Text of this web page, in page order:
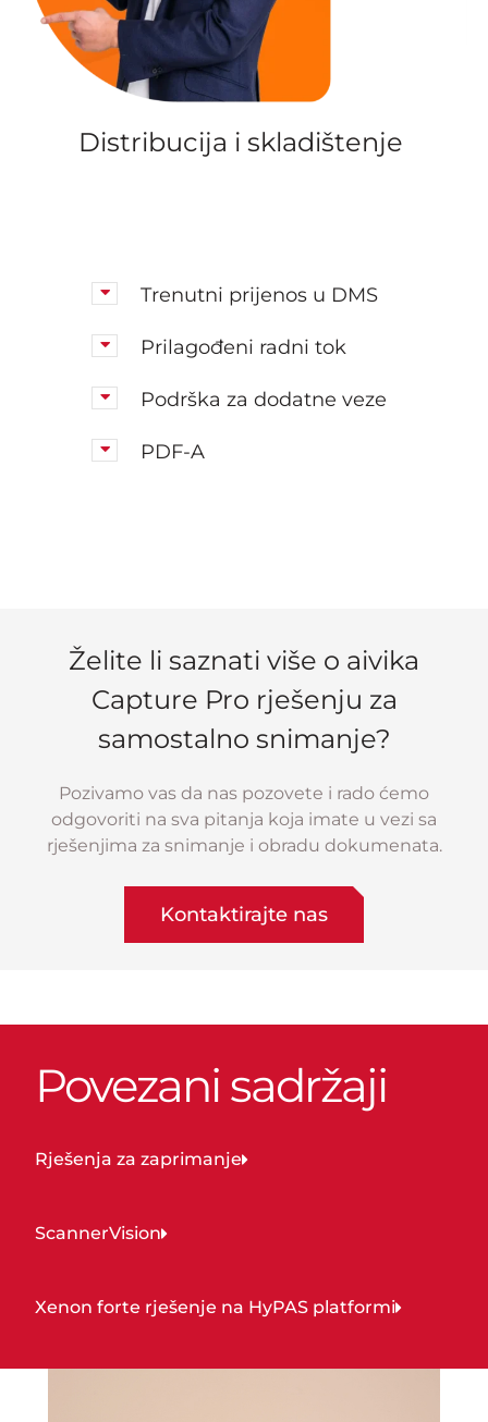
Distribucija i skladištenje
Trenutni prijenos u DMS
Prilagođeni radni tok
Podrška za dodatne veze
PDF-A
Želite li saznati više o aivika
Capture Pro rješenju za
samostalno snimanje?
Pozivamo vas da nas pozovete i rado ćemo
odgovoriti na sva pitanja koja imate u vezi sa
rješenjima za snimanje i obradu dokumenata.
Kontaktirajte nas
Povezani sadržaji
Rješenja za zaprimanje
ScannerVision
Xenon forte rješenje na HyPAS platformi